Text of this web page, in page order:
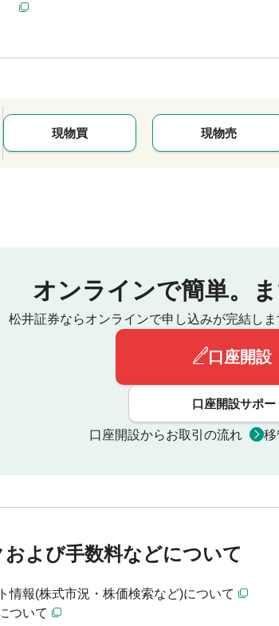
現物買 現物売
オンラインで簡単。
松井証券ならオンラインで申し込みが完結しま
口座開設
口座開設サポ
口座開設からお取引の流れ 移
および手数料などについて
情報(株式市況・株価検索など)について
ついて